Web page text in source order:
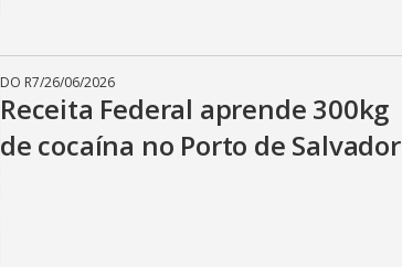
DO R7/26/06/2026
Receita Federal aprende 300kg
de cocaína no Porto de Salvador